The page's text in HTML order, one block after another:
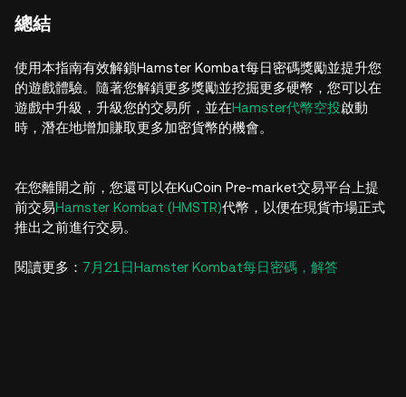
總結
使用本指南有效解鎖Hamster Kombat每日密碼獎勵並提升您
的遊戲體驗。隨著您解鎖更多獎勵並挖掘更多硬幣，您可以在
遊戲中升級，升級您的交易所，並在Hamster代幣空投啟動
時，潛在地增加賺取更多加密貨幣的機會。
在您離開之前，您還可以在KuCoin Pre-market交易平台上提
前交易Hamster Kombat (HMSTR)代幣，以便在現貨市場正式
推出之前進行交易。
閱讀更多： 7月21日Hamster Kombat每日密碼，解答